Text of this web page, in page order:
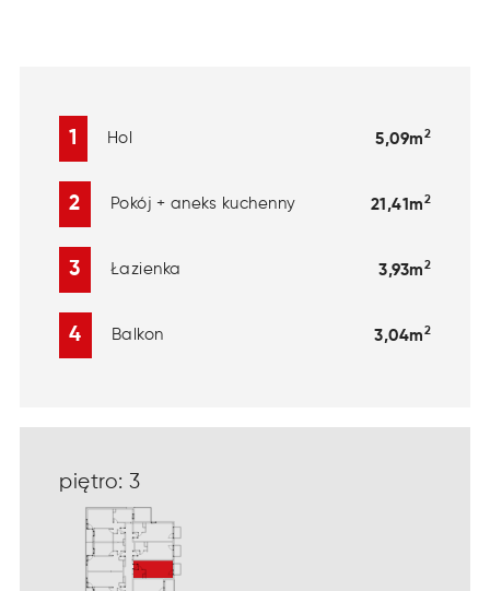
1 Hol 5,09m2
2 Pokój + aneks kuchenny 21,41m2
3 Łazienka 3,93m2
4 Balkon 3,04m2
piętro: 3